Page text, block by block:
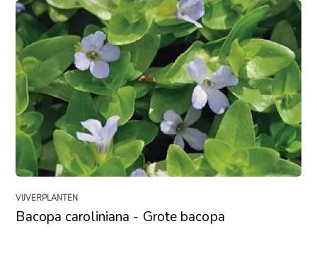
VIJVERPLANTEN
Bacopa caroliniana - Grote bacopa